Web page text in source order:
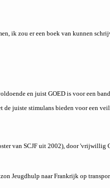
ik zou er een boek van kunnen
en juist GOED is voor een
juiste stimulans bieden voor een
van SCJF uit 2002), door 'vrijwillig
Jeugdhulp naar Frankrijk op